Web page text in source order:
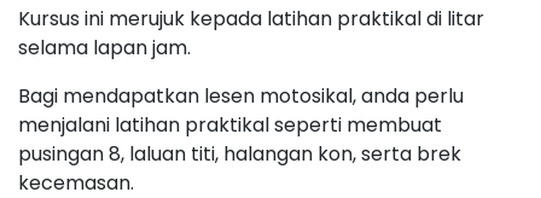
Kursus ini merujuk kepada latihan praktikal di litar
selama lapan jam.
Bagi mendapatkan lesen motosikal, anda perlu
menjalani latihan praktikal seperti membuat
pusingan 8, laluan titi, halangan kon, serta brek
kecemasan.